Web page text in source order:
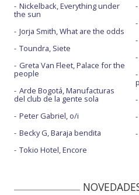
Nickelback, Everything under
the sun
Jorja Smith, What are the odds
Toundra, Siete
Greta Van Fleet, Palace for the
people
Arde Bogotá, Manufacturas
del club de la gente sola
Peter Gabriel, o/i
Becky G, Baraja bendita
Tokio Hotel, Encore